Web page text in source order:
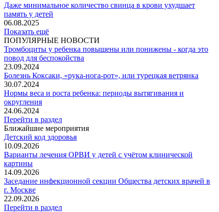
Даже минимальное количество свинца в крови ухудшает
память у детей
06.08.2025
Показать ещё
ПОПУЛЯРНЫЕ НОВОСТИ
Тромбоциты у ребенка повышены или понижены - когда это
повод для беспокойства
23.09.2024
Болезнь Коксаки, «рука-нога-рот», или турецкая ветрянка
30.07.2024
Нормы веса и роста ребенка: периоды вытягивания и
округления
24.06.2024
Перейти в раздел
Ближайшие мероприятия
Детский код здоровья
10.09.2026
Варианты лечения ОРВИ у детей с учётом клинической
картины
14.09.2026
Заседание инфекционной секции Общества детских врачей в
г. Москве
22.09.2026
Перейти в раздел